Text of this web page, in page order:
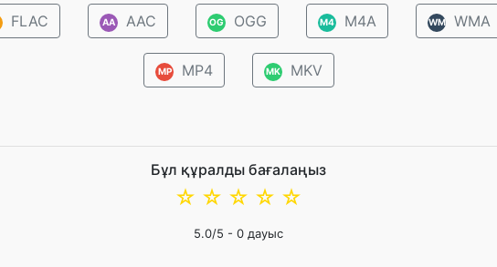
FLAC AA AAC OG OGG M4 M4A WM WMA
MP MP4 MK MKV
Бұл құралды бағалаңыз
☆
☆
☆
☆
☆
5.0/5 - 0 дауыс